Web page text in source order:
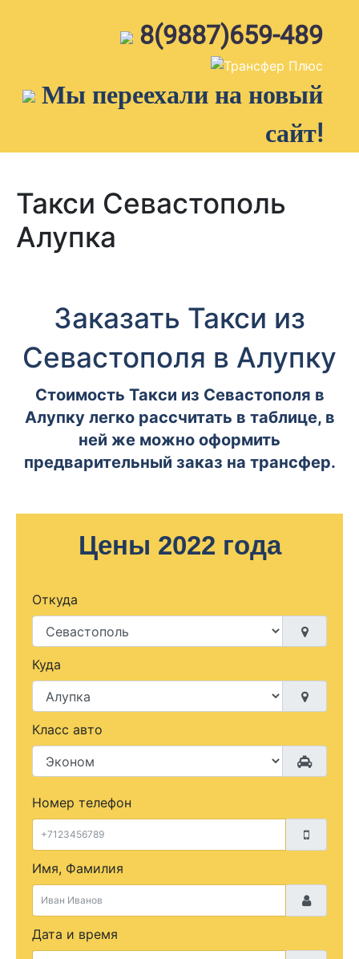
8(9887)659-489
Мы переехали на новый
сайт!
Такси Севастополь
Алупка
Заказать Такси из
Севастополя в Алупку
Стоимость Такси из Севастополя в
Алупку легко рассчитать в таблице, в
ней же можно оформить
предварительный заказ на трансфер.
Цены 2022 года
Откуда
Куда
Класс авто
Номер телефон
Имя, Фамилия
Дата и время